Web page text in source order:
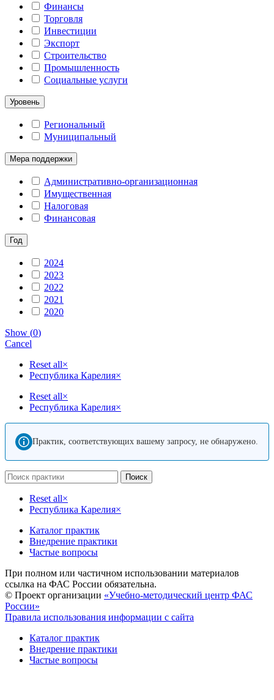
Финансы
Торговля
Инвестиции
Экспорт
Строительство
Промышленность
Социальные услуги
Уровень
Региональный
Муниципальный
Мера поддержки
Административно-организационная
Имущественная
Налоговая
Финансовая
Год
2024
2023
2022
2021
2020
Show (0)
Cancel
Reset all×
Республика Карелия×
Reset all×
Республика Карелия×
Практик, соответствующих вашему запросу, не обнаружено.
Поиск
Reset all×
Республика Карелия×
Каталог практик
Внедрение практики
Частые вопросы
При полном или частичном использовании материалов
ссылка на ФАС России обязательна.
© Проект организации «Учебно-методический центр ФАС
России»
Правила использования информации с сайта
Каталог практик
Внедрение практики
Частые вопросы